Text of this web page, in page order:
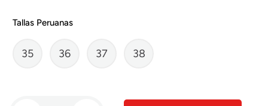
Tallas Peruanas
35 36 37 38